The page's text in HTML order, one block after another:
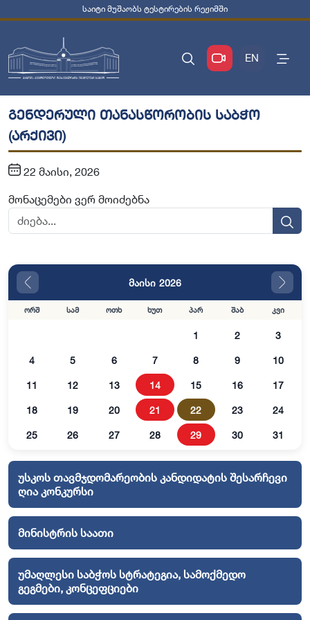
საიტი მუშაობს ტესტირების რეჟიმში
EN
გენდერული თანასწორობის საბჭო
(არქივი)
22 მაისი, 2026
მონაცემები ვერ მოიძებნა
მაისი 2026
ორშ სამ ოთხ ხუთ პარ შაბ კვი
1 2 3
4 5 6 7 8 9 10
11 12 13 14 15 16 17
18 19 20 21 22 23 24
25 26 27 28 29 30 31
უსკოს თავმჯდომარეობის კანდიდატის შესარჩევი
ღია კონკურსი
მინისტრის საათი
უმაღლესი საბჭოს სტრატეგია, სამოქმედო
გეგმები, კონცეფციები